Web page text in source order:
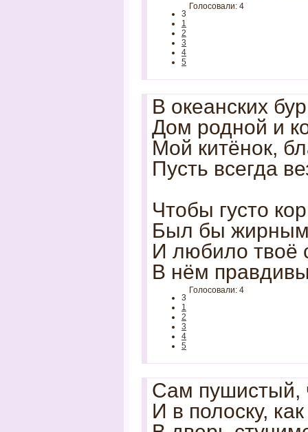
3
1
2
3
4
5
Голосовали: 4
В океанских
Дом родной и
Мой китёнок,
Пусть всегда
Чтобы густо
Был бы жирным
И любило твоё
В нём
3
1
2
3
4
5
Голосовали: 4
Сам пушистый,
И в полоску,